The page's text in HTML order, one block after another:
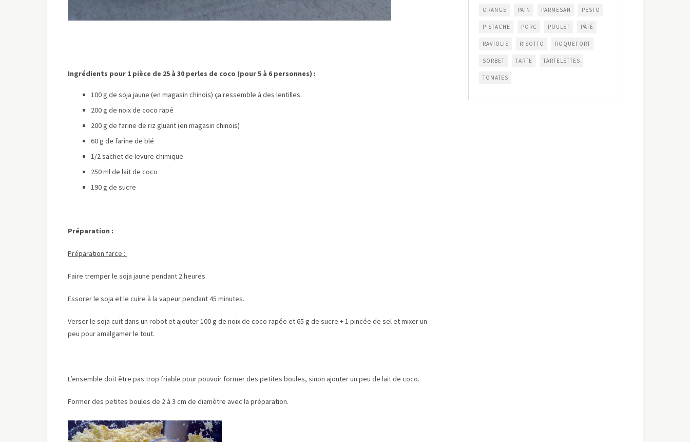
Ingrédients pour 1 pièce de 25 à 30 perles de coco (pour 5 à 6 personnes) :
100 g de soja jaune (en magasin chinois) ça ressemble à des lentilles.
200 g de noix de coco rapé
200 g de farine de riz gluant (en magasin chinois)
60 g de farine de blé
1/2 sachet de levure chimique
250 ml de lait de coco
190 g de sucre
Préparation :
Préparation farce :
Faire tremper le soja jaune pendant 2 heures.
Essorer le soja et le cuire à la vapeur pendant 45 minutes.
Verser le soja cuit dans un robot et ajouter 100 g de noix de coco rapée et 65 g de sucre + 1 pincée de sel et mixer un
peu pour amalgamer le tout.
L’ensemble doit être pas trop friable pour pouvoir former des petites boules, sinon ajouter un peu de lait de coco.
Former des petites boules de 2 à 3 cm de diamètre avec la préparation.
ORANGE PAIN PARMESAN PESTO
PISTACHE PORC POULET PÂTÉ
RAVIOLIS RISOTTO ROQUEFORT
SORBET TARTE TARTELETTES
TOMATES